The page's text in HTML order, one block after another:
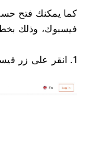
كما يمكنك فتح
فيسبوك، وذلك
1. انقر على زر فيسبوك.